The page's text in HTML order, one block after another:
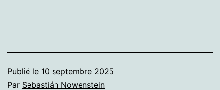
Publié le 10 septembre 2025
Par Sebastián Nowenstein